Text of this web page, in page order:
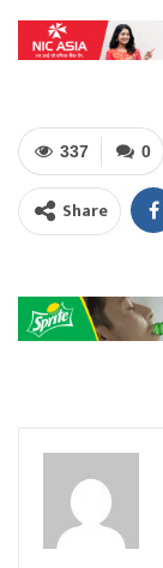
0
337
Share